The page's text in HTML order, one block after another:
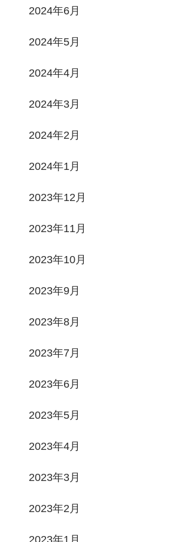
2024年6月
2024年5月
2024年4月
2024年3月
2024年2月
2024年1月
2023年12月
2023年11月
2023年10月
2023年9月
2023年8月
2023年7月
2023年6月
2023年5月
2023年4月
2023年3月
2023年2月
2023年1月